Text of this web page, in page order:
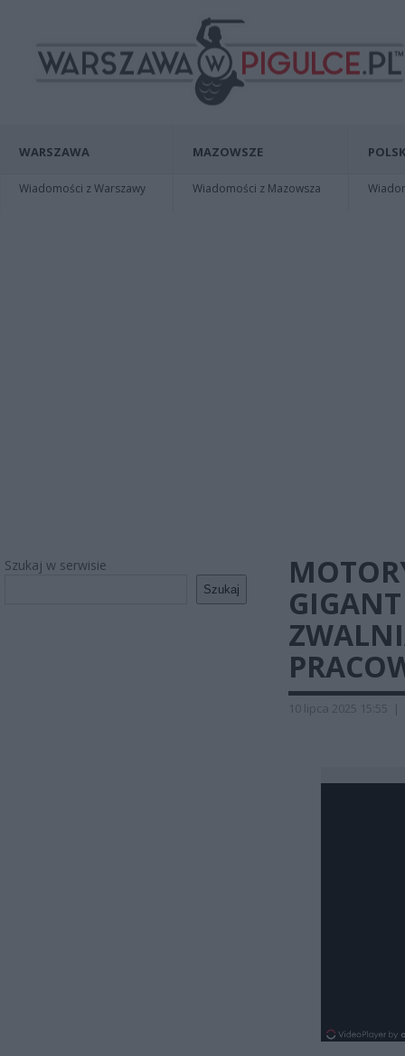
WARSZAWA
Wiadomości z Warszawy
MAZOWSZE
Wiadomości z Mazowsza
Szukaj w serwisie
Szukaj
10 lipca 2025 15:55 |